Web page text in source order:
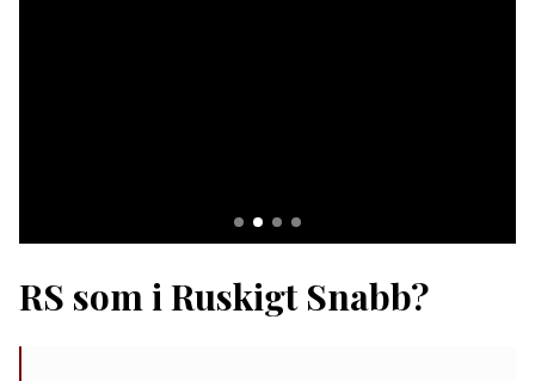
RS som i Ruskigt Snabb?